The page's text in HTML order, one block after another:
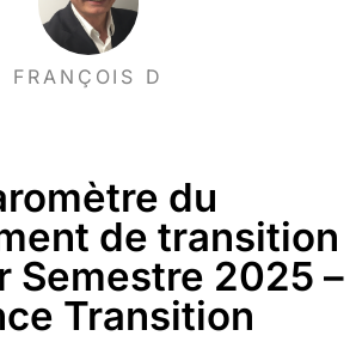
FRANÇOIS D
du
de transition
Semestre 2025 –
Transition